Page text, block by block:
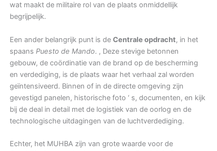
wat maakt de militaire rol van de plaats onmiddellijk
begrijpelijk.
Een ander belangrijk punt is de Centrale opdracht, in het
spaans Puesto de Mando. , Deze stevige betonnen
gebouw, de coördinatie van de brand op de bescherming
en verdediging, is de plaats waar het verhaal zal worden
geïntensiveerd. Binnen of in de directe omgeving zijn
gevestigd panelen, historische foto ‘ s, documenten, en kijk
bij de deal in detail met de logistiek van de oorlog en de
technologische uitdagingen van de luchtverdediging.
Echter, het MUHBA zijn van grote waarde voor de